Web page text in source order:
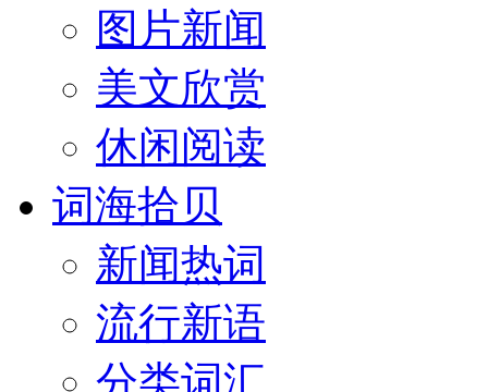
图片新闻
美文欣赏
休闲阅读
词海拾贝
新闻热词
流行新语
分类词汇